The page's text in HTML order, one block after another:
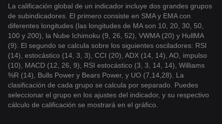
La calificación global de un indicador incluye dos grandes grupos
de subindicadores. El primero consiste en SMA y EMA con
diferentes longitudes (las longitudes de MA son 10, 20, 30, 50,
100 y 200), la Nube Ichimoku (9, 26, 52), VWMA (20) y HullMA
(9). El segundo se calcula sobre los siguientes osciladores: RSI
(14), estocástico (14, 3, 3), CCI (20), ADX (14, 14), AO, impulso
(10), MACD (12, 26, 9), RSI estocástico (3, 3, 14, 14), Williams
%R (14), Bulls Power y Bears Power, y UO (7,14,28). La
clasificación de cada grupo se calcula por separado. Puedes
seleccionar el grupo en los ajustes del indicador, y su respectivo
cálculo de calificación se mostrará en el gráfico.